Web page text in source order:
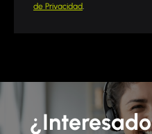
de Privacidad